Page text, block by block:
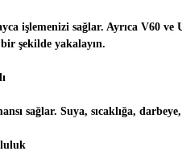
sağlar. Ayrıca V60 ve
şekilde yakalayın.
Suya, sıcaklığa, darbeye,